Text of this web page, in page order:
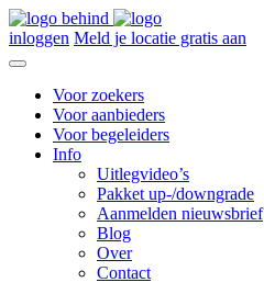
inloggen Meld je locatie gratis aan
Voor zoekers
Voor aanbieders
Voor begeleiders
Info
Uitlegvideo’s
Pakket up-/downgrade
Aanmelden nieuwsbrief
Blog
Over
Contact